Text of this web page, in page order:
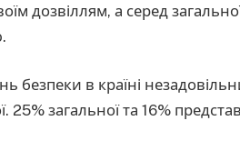
дозвіллям, а серед
безпеки в країні
25% загальної та 16%